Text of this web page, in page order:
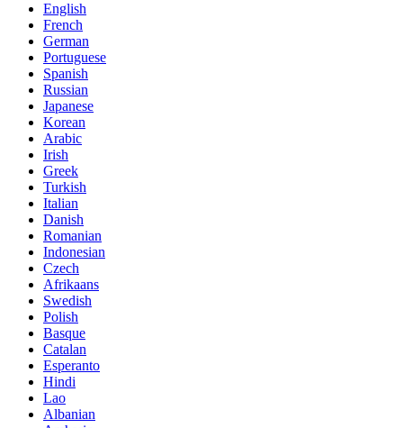
English
French
German
Portuguese
Spanish
Russian
Japanese
Korean
Arabic
Irish
Greek
Turkish
Italian
Danish
Romanian
Indonesian
Czech
Afrikaans
Swedish
Polish
Basque
Catalan
Esperanto
Hindi
Lao
Albanian